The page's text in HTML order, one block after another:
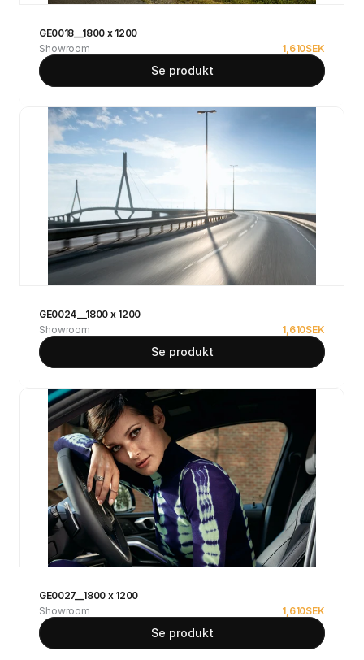
GE0018__1800 x 1200
Showroom
1,610SEK
Se produkt
GE0024__1800 x 1200
Showroom
1,610SEK
Se produkt
GE0027__1800 x 1200
Showroom
1,610SEK
Se produkt